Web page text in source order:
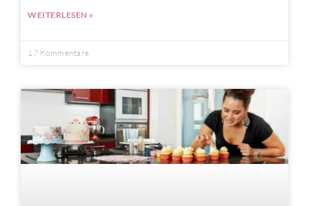
WEITERLESEN »
17 Kommentare